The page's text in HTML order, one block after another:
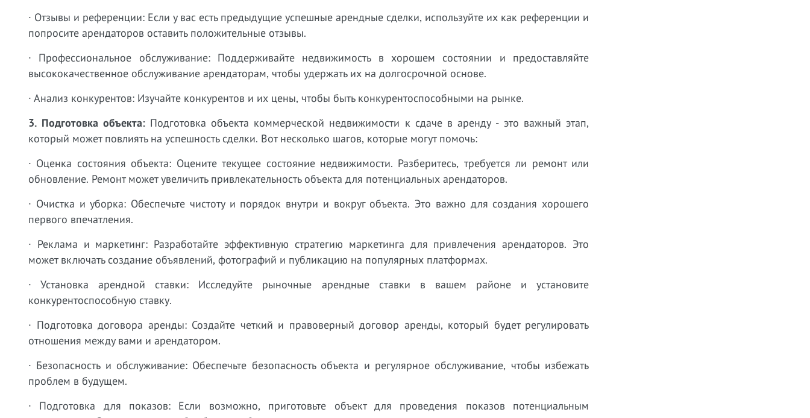
· Отзывы и референции: Если у вас есть предыдущие успешные арендные сделки, используйте их как референции и
попросите арендаторов оставить положительные отзывы.
· Профессиональное обслуживание: Поддерживайте недвижимость в хорошем состоянии и предоставляйте
высококачественное обслуживание арендаторам, чтобы удержать их на долгосрочной основе.
· Анализ конкурентов: Изучайте конкурентов и их цены, чтобы быть конкурентоспособными на рынке.
3. Подготовка объекта: Подготовка объекта коммерческой недвижимости к сдаче в аренду - это важный этап,
который может повлиять на успешность сделки. Вот несколько шагов, которые могут помочь:
· Оценка состояния объекта: Оцените текущее состояние недвижимости. Разберитесь, требуется ли ремонт или
обновление. Ремонт может увеличить привлекательность объекта для потенциальных арендаторов.
· Очистка и уборка: Обеспечьте чистоту и порядок внутри и вокруг объекта. Это важно для создания хорошего
первого впечатления.
· Реклама и маркетинг: Разработайте эффективную стратегию маркетинга для привлечения арендаторов. Это
может включать создание объявлений, фотографий и публикацию на популярных платформах.
· Установка арендной ставки: Исследуйте рыночные арендные ставки в вашем районе и установите
конкурентоспособную ставку.
· Подготовка договора аренды: Создайте четкий и правоверный договор аренды, который будет регулировать
отношения между вами и арендатором.
· Безопасность и обслуживание: Обеспечьте безопасность объекта и регулярное обслуживание, чтобы избежать
проблем в будущем.
· Подготовка для показов: Если возможно, приготовьте объект для проведения показов потенциальным